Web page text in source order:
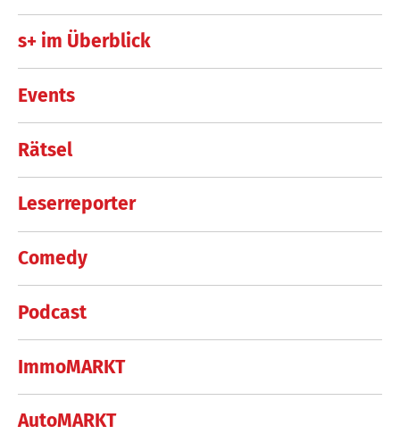
s+ im Überblick
Events
Rätsel
Leserreporter
Comedy
Podcast
ImmoMARKT
AutoMARKT